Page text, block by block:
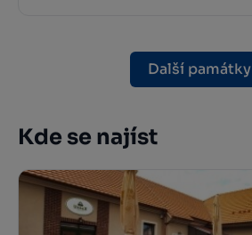
Další památky
Kde se najíst